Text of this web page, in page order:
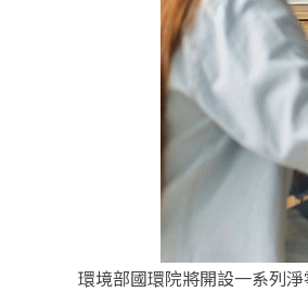
環境部國環院將開設一系列